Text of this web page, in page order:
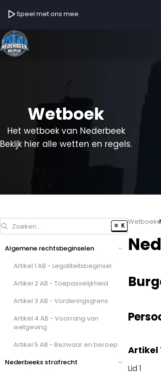
Speel met ons mee
Wetboek
Het wetboek van Nederbeek
Bekijk hier alle wetten en regels.
Zoeken… ⌘ K
Algemene rechtsbeginselen
Artikel 1 AB - Legaliteitsbeginsel
Artikel 2 AB - Toepasselijkheid
Artikel 3 AB - Vorderingsgrens
Artikel 4 AB - Voorrang van
wetgeving
Artikel 5 AB - Bezwaar en beroep
Nederbeeks strafrecht
Wetboek›
Artikel
Lid 1